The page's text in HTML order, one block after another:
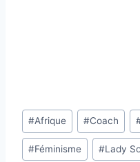
Étiquettes
de
la
#Afrique #Coach
#Féminisme #Lady